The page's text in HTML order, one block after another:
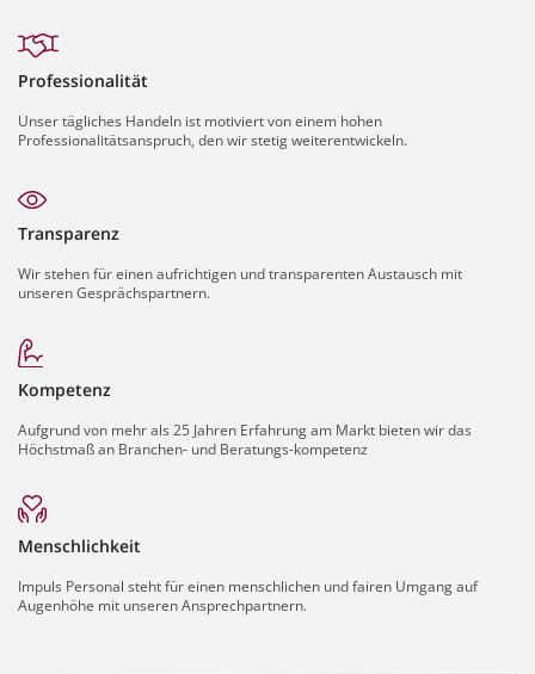
Professionalität
Unser tägliches Handeln ist motiviert von einem hohen
Professionalitätsanspruch, den wir stetig weiterentwickeln.
Transparenz
Wir stehen für einen aufrichtigen und transparenten Austausch mit
unseren Gesprächspartnern.
Kompetenz
Aufgrund von mehr als 25 Jahren Erfahrung am Markt bieten wir das
Höchstmaß an Branchen- und Beratungs-kompetenz
Menschlichkeit
Impuls Personal steht für einen menschlichen und fairen Umgang auf
Augenhöhe mit unseren Ansprechpartnern.